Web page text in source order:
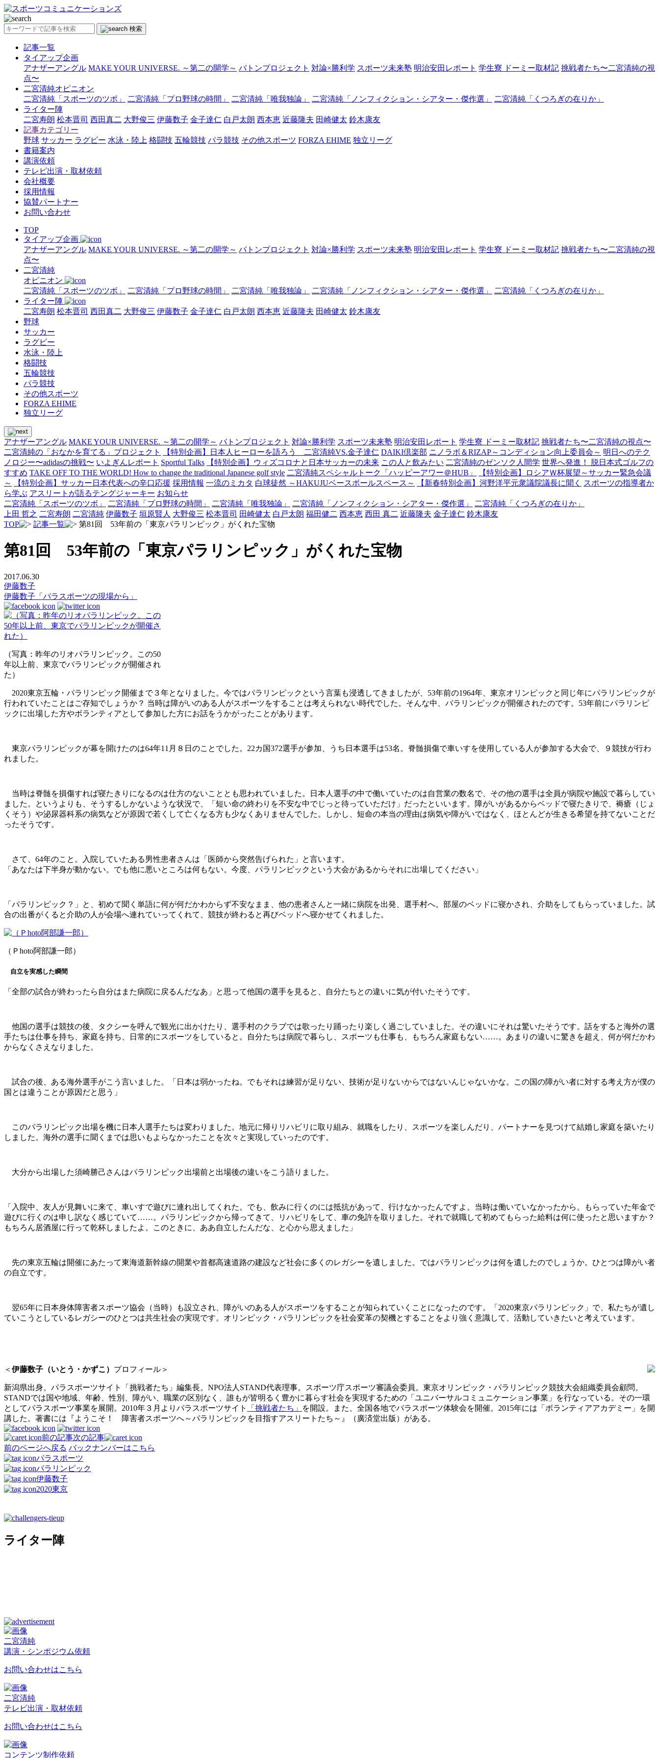
検索
記事一覧
タイアップ企画
アナザーアングル MAKE YOUR UNIVERSE. ～第二の開学～ バトンプロジェクト 対論×勝利学 スポーツ未来塾 明治安田レポート 学生寮 ドーミー取材記 挑戦者たち〜二宮清純の視
点〜
二宮清純オピニオン
二宮清純「スポーツのツボ」
二宮清純「プロ野球の時間」 二宮清純「唯我独論」 二宮清純「ノンフィクション・シアター・傑作選」
二宮清純「くつろぎの在りか」
ライター陣
二宮寿朗 松本晋司 西田真二 大野俊三 伊藤数子 金子達仁 白戸太朗 西本恵 近藤隆夫 田崎健太 鈴木康友
記事カテゴリー
野球 サッカー ラグビー 水泳・陸上 格闘技 五輪競技 パラ競技 その他スポーツ FORZA EHIME 独立リーグ
書籍案内
講演依頼
テレビ出演・取材依頼
会社概要
採用情報
協賛パートナー
お問い合わせ
TOP
タイアップ企画
アナザーアングル MAKE YOUR UNIVERSE. ～第二の開学～ バトンプロジェクト 対論×勝利学 スポーツ未来塾 明治安田レポート 学生寮 ドーミー取材記 挑戦者たち〜二宮清純の視
点〜
二宮清純
オピニオン
二宮清純「スポーツのツボ」
二宮清純「プロ野球の時間」 二宮清純「唯我独論」 二宮清純「ノンフィクション・シアター・傑作選」
二宮清純「くつろぎの在りか」
ライター陣
二宮寿朗 松本晋司 西田真二 大野俊三 伊藤数子 金子達仁 白戸太朗 西本恵 近藤隆夫 田崎健太 鈴木康友
野球
サッカー
ラグビー
水泳・陸上
格闘技
五輪競技
パラ競技
その他スポーツ
FORZA EHIME
独立リーグ
アナザーアングル MAKE YOUR UNIVERSE. ～第二の開学～ バトンプロジェクト 対論×勝利学 スポーツ未来塾 明治安田レポート 学生寮 ドーミー取材記 挑戦者たち〜二宮清純の視点〜
二宮清純の「おなかを育てる」プロジェクト
【特別企画】日本人ヒーローを語ろう 二宮清純VS.金子達仁 DAIKI倶楽部 ニノラボ＆RIZAP～コンディション向上委員会～ 明日へのテク
ノロジー〜adidasの挑戦〜 いよぎんレポート Sportful Talks 【特別企画】ウィズコロナと日本サッカーの未来 この人と飲みたい 二宮清純のゼンソク人間学 世界へ発進！ 脱日本式ゴルフの
すすめ TAKE OFF TO THE WORLD! How to change the traditional Japanese golf style 二宮清純スペシャルトーク「ハッピーアワー＠HUB」
【特別企画】ロシアＷ杯展望～サッカー緊急会議
～
【特別企画】サッカー日本代表への辛口応援 採用情報 一流のミカタ 白球徒然 ～HAKUJUベースボールスペース～ 【新春特別企画】河野洋平元衆議院議長に聞く
スポーツの指導者か
ら学ぶ アスリートが語るテングジャーキー お知らせ
二宮清純「スポーツのツボ」
二宮清純「プロ野球の時間」 二宮清純「唯我独論」 二宮清純「ノンフィクション・シアター・傑作選」
二宮清純「くつろぎの在りか」
上田 哲之 二宮寿朗 二宮清純 伊藤数子 垣原賢人 大野俊三 松本晋司 田崎健太 白戸太朗 福田健二 西本恵 西田 真二 近藤隆夫 金子達仁 鈴木康友
TOP
記事一覧 第81回 53年前の「東京パラリンピック」がくれた宝物
第81回 53年前の「東京パラリンピック」がくれた宝物
2017.06.30
伊藤数子
伊藤数子「パラスポーツの現場から」
（写真：昨年のリオパラリンピック。この50
年以上前、東京でパラリンピックが開催され
た）
2020東京五輪・パラリンピック開催まで３年となりました。今ではパラリンピックという言葉も浸透してきましたが、53年前の1964年、東京オリンピックと同じ年にパラリンピックが
行われていたことはご存知でしょうか？ 当時は障がいのある人がスポーツをすることは考えられない時代でした。そんな中、パラリンピックが開催されたのです。53年前にパラリンピ
ックに出場した方やボランティアとして参加した方にお話をうかがったことがあります。
東京パラリンピックが幕を開けたのは64年11月８日のことでした。22カ国372選手が参加、うち日本選手は53名。脊髄損傷で車いすを使用している人が参加する大会で、９競技が行わ
れました。
当時は脊髄を損傷すれば寝たきりになるのは仕方のないこととも思われていました。日本人選手の中で働いていたのは自営業の数名で、その他の選手は全員が病院や施設で暮らしてい
ました。というよりも、そうするしかないような状況で、「短い命の終わりを不安な中でじっと待っていただけ」だったといいます。障がいがあるからベッドで寝たきりで、褥瘡（じょ
くそう）や泌尿器科系の病気などが原因で若くして亡くなる方も少なくありませんでした。しかし、短命の本当の理由は病気や障がいではなく、ほとんどが生きる希望を持てないことだ
ったそうです。
さて、64年のこと。入院していたある男性患者さんは「医師から突然告げられた」と言います。
「あなたは下半身が動かない。でも他に悪いところは何もない。今度、パラリンピックという大会があるからそれに出場してください」
「パラリンピック？」と、初めて聞く単語に何が何だかわからず不安なまま、他の患者さんと一緒に病院を出発、選手村へ。部屋のベッドに寝かされ、介助をしてもらっていました。試
合の出番がくると介助の人が会場へ連れていってくれて、競技が終わると再びベッドへ寝かせてくれました。
（Ｐhoto阿部謙一郎）
自立を実感した瞬間
「全部の試合が終わったら自分はまた病院に戻るんだなあ」と思って他国の選手を見ると、自分たちとの違いに気が付いたそうです。
他国の選手は競技の後、タクシーを呼んで観光に出かけたり、選手村のクラブでは歌ったり踊ったり楽しく過ごしていました。その違いにそれは驚いたそうです。話をすると海外の選
手たちは仕事を持ち、家庭を持ち、日常的にスポーツをしていると。自分たちは病院で暮らし、スポーツも仕事も、もちろん家庭もない……。あまりの違いに驚きを超え、何が何だかわ
からなくさえなりました。
試合の後、ある海外選手がこう言いました。「日本は弱かったね。でもそれは練習が足りない、技術が足りないからではないんじゃないかな。この国の障がい者に対する考え方が僕の
国とは違うことが原因だと思う」
このパラリンピック出場を機に日本人選手たちは変わりました。地元に帰りリハビリに取り組み、就職をしたり、スポーツを楽しんだり、パートナーを見つけて結婚し家庭を築いたり
しました。海外の選手に聞くまでは思いもよらなかったことを次々と実現していったのです。
大分から出場した須崎勝己さんはパラリンピック出場前と出場後の違いをこう語りました。
「入院中、友人が見舞いに来て、車いすで遊びに連れ出してくれた。でも、飲みに行くのには抵抗があって、行けなかったんですよ。当時は働いていなかったから。もらっていた年金で
遊びに行くのは申し訳なく感じていて……。パラリンピックから帰ってきて、リハビリをして、車の免許を取りました。それで就職して初めてもらった給料は何に使ったと思いますか？
もちろん居酒屋に行って乾杯しましたよ。このときに、ああ自立したんだな、と心から思えました」
先の東京五輪は開催にあたって東海道新幹線の開業や首都高速道路の建設など社会に多くのレガシーを遺しました。ではパラリンピックは何を遺したのでしょうか。ひとつは障がい者
の自立です。
翌65年に日本身体障害者スポーツ協会（当時）も設立され、障がいのある人がスポーツをすることが知られていくことになったのです。「2020東京パラリンピック」で、私たちが遺し
ていこうとしているレガシーのひとつは共生社会の実現です。オリンピック・パラリンピックを社会変革の契機とすることをより強く意識して、活動していきたいと考えています。
＜ 伊藤数子（いとう・かずこ） プロフィール＞
新潟県出身。パラスポーツサイト「挑戦者たち」編集長。NPO法人STAND代表理事。スポーツ庁スポーツ審議会委員。東京オリンピック・パラリンピック競技大会組織委員会顧問。
STANDでは国や地域、年齢、性別、障がい、職業の区別なく、誰もが皆明るく豊かに暮らす社会を実現するための「ユニバーサルコミュニケーション事業」を行なっている。その一環
としてパラスポーツ事業を展開。 2010年３月よりパラスポーツサイト 「挑戦者たち」
を開設。また、全国各地でパラスポーツ体験会を開催。2015年には「ボランティアアカデミー」を開
講した。著書には『ようこそ！ 障害者スポーツへ～パラリンピックを目指すアスリートたち～』（廣済堂出版）がある。
前の記事次の記事
前のページへ戻る バックナンバーはこちら
パラスポーツ
パラリンピック
伊藤数子
2020東京
ライター陣
二宮清純
講演・シンポジウム依頼
お問い合わせはこちら
二宮清純
テレビ出演・取材依頼
お問い合わせはこちら
コンテンツ制作依頼